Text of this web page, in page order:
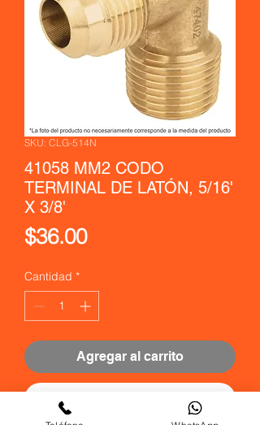
SKU: CLG-514N
41058 MM2 CODO
TERMINAL DE LATÓN, 5/16'
X 3/8'
$36.00Precio
Cantidad *
Agregar al carrito